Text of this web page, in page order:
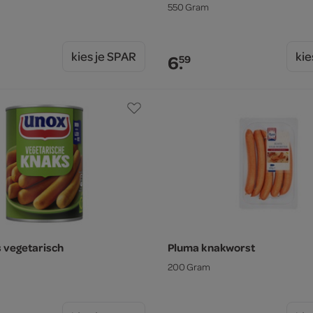
kies je SPAR
550 Gram
6.59
vegetarisch Pluma knakworst
200 Gram